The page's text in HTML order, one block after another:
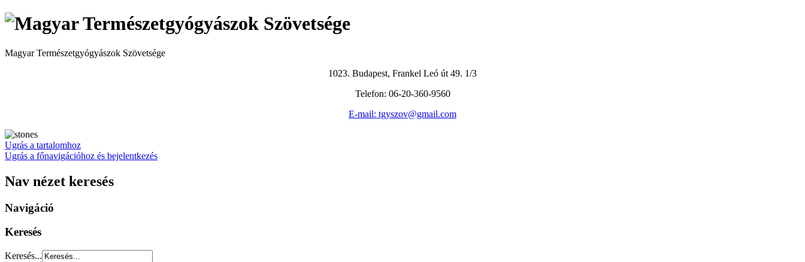
Magyar Természetgyógyászok Szövetsége
1023. Budapest, Frankel Leó út 49. 1/3
Telefon: 06-20-360-9560
E-mail: tgyszov@gmail.com
Ugrás a tartalomhoz
Ugrás a főnavigációhoz és bejelentkezés
Nav nézet keresés
Navigáció
Keresés
Keresés...